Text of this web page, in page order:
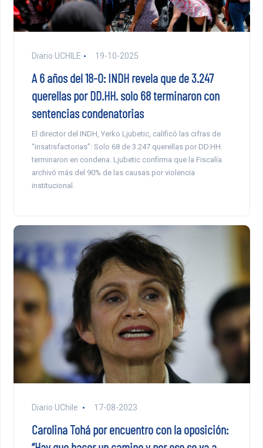
Diario UCHILE 19-10-2025
A 6 años del 18-O: INDH revela que de 3.247
querellas por DD.HH. solo 68 terminaron con
sentencias condenatorias
El director del INDH, Yerko Ljubetic, calificó las cifras de
“insatisfactorias”: Solo 68 de 3.247 querellas por DD.HH.
terminaron en condena. Ljubetic confirma que la Fiscalía
archivó más del 90% de las causas por violencia
institucional.
Diario UChile 17-08-2023
Carolina Tohá por encuentro con la oposición: